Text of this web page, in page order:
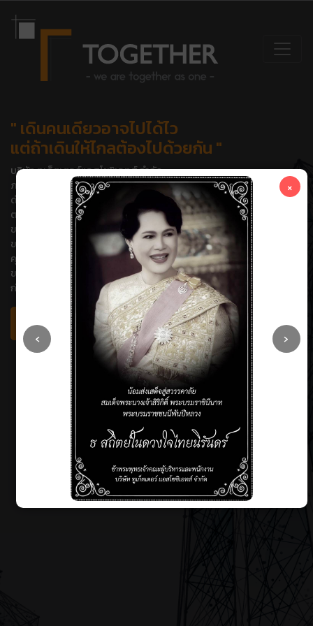
×
‹ ›
" เดินคนเดียวอาจไปได้ไว
แต่ถ้าเดินให้ไกลต้องไปด้วยกัน "
บริษัท ทูเก็ตเตอร์แอสโซซิเอทส์ จำกัด
ภาคภูมิใจในความเป็นบริษัทของคนไทยและมีปณิธานอย่างแน่วแน่ที่จะ
ดำเนินธุรกิจด้วยความซื่อสัตย์สุจริต
ตามมาตรฐานวิชาชีพเพื่อสร้างสรรค์ผลงาน โดยมุ่งเน้นในเรื่องคุณภาพ
ของงาน และความพึงพอใจสูงสุด
ของลูกค้าพร้อมทั้งพัฒนาองค์กรและบุคคลากรอย่างต่อเนื่องให้มี
คุณภาพ และทันต่อการเปลี่ยนแปลง
ของเทคโนโลยีเพื่อรองรับความต้องการและตลาดอุตสาหกรรมการ
ก่อสร้างในอนาคต
OUR SERVICE